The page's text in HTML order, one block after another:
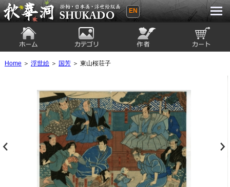
秋華洞 SHUKADO 掛軸・日本画・浮世
EN
Home ＞ 浮世絵＞ 国芳＞ 東山桜荘子